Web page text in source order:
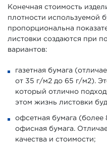
Конечная стоимость
плотности используемой
пропорциональна
листовки создаются при
вариантов:
газетная бумага
от 35 г/м2 до 65 г/м2).
который отлично
этом жизнь листовки
офсетная бумага (более
офисная бумага.
качества и стоимости;